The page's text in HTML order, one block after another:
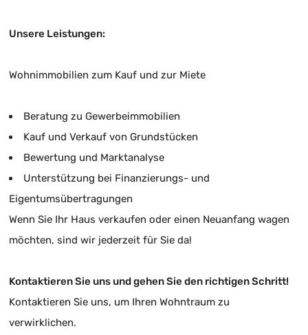
Unsere Leistungen:
Wohnimmobilien zum Kauf und zur Miete
Beratung zu Gewerbeimmobilien
Kauf und Verkauf von Grundstücken
Bewertung und Marktanalyse
Unterstützung bei Finanzierungs- und
Eigentumsübertragungen
Wenn Sie Ihr Haus verkaufen oder einen Neuanfang wagen
möchten, sind wir jederzeit für Sie da!
Kontaktieren Sie uns und gehen Sie den richtigen Schritt!
Kontaktieren Sie uns, um Ihren Wohntraum zu
verwirklichen.